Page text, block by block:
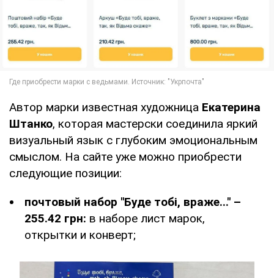
Автор марки известная художница Екатерина
Штанко, которая мастерски соединила яркий
визуальный язык с глубоким эмоциональным
смыслом. На сайте уже можно приобрести
следующие позиции:
почтовый набор "Буде тобі, враже..." –
255.42 грн: в наборе лист марок,
открытки и конверт;